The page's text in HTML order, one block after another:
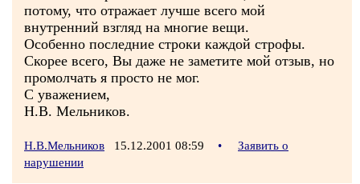
потому, что отражает лучше всего мой
внутренний взгляд на многие вещи.
Особенно последние строки каждой строфы.
Скорее всего, Вы даже не заметите мой отзыв, но
промолчать я просто не мог.
С уважением,
Н.В. Мельников.
Н.В.Мельников 15.12.2001 08:59 •
Заявить о
нарушении